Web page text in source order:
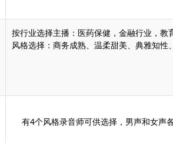
按行业选择主播：医药保健，金融行业，教
风格选择：商务成熟、温柔甜美、典雅知性
有4个风格录音师可供选择，男声和女声